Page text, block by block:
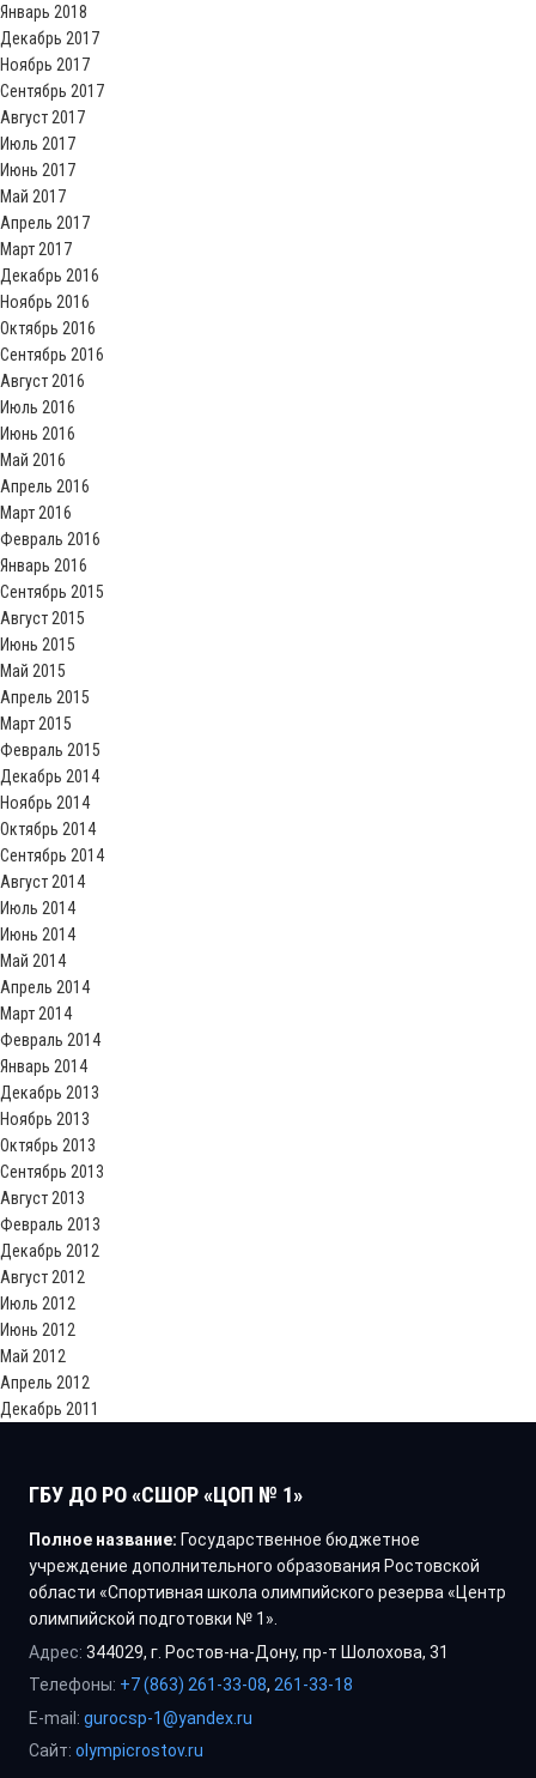
Январь 2018
Декабрь 2017
Ноябрь 2017
Сентябрь 2017
Август 2017
Июль 2017
Июнь 2017
Май 2017
Апрель 2017
Март 2017
Декабрь 2016
Ноябрь 2016
Октябрь 2016
Сентябрь 2016
Август 2016
Июль 2016
Июнь 2016
Май 2016
Апрель 2016
Март 2016
Февраль 2016
Январь 2016
Сентябрь 2015
Август 2015
Июнь 2015
Май 2015
Апрель 2015
Март 2015
Февраль 2015
Декабрь 2014
Ноябрь 2014
Октябрь 2014
Сентябрь 2014
Август 2014
Июль 2014
Июнь 2014
Май 2014
Апрель 2014
Март 2014
Февраль 2014
Январь 2014
Декабрь 2013
Ноябрь 2013
Октябрь 2013
Сентябрь 2013
Август 2013
Февраль 2013
Декабрь 2012
Август 2012
Июль 2012
Июнь 2012
Май 2012
Апрель 2012
Декабрь 2011
ГБУ ДО РО «СШОР «ЦОП № 1»
Полное название: Государственное бюджетное
учреждение дополнительного образования Ростовской
области «Спортивная школа олимпийского резерва «Центр
олимпийской подготовки № 1».
Адрес: 344029, г. Ростов-на-Дону, пр-т Шолохова, 31
Телефоны: +7 (863) 261-33-08, 261-33-18
E-mail: gurocsp-1@yandex.ru
Сайт: olympicrostov.ru